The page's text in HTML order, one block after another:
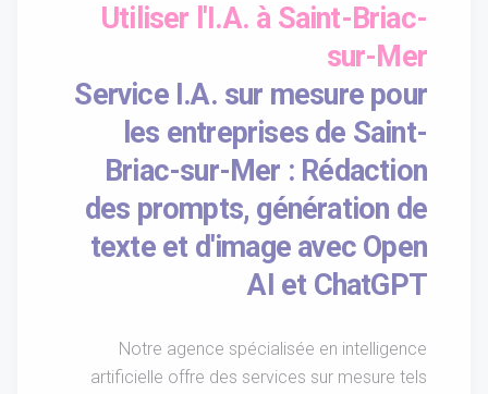
Utiliser l'I.A. à Saint-Briac-
sur-Mer
Service I.A. sur mesure pour
les entreprises de Saint-
Briac-sur-Mer : Rédaction
des prompts, génération de
texte et d'image avec Open
AI et ChatGPT
Notre agence spécialisée en intelligence
artificielle offre des services sur mesure tels